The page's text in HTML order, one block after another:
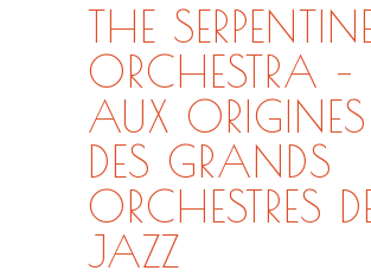
THE
ORCHESTRA –
AUX ORIGINES
DES GRANDS
ORCHESTRES
JAZZ